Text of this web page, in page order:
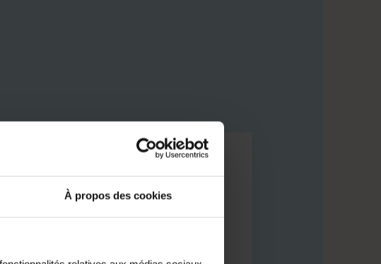
À propos des cookies
Stages révisions
Spécialités
Pendant les vacances scolaires